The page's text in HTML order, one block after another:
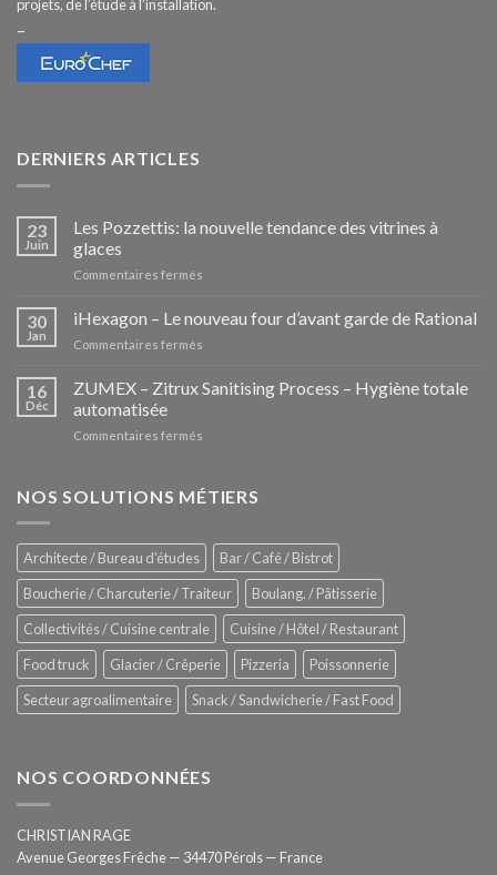
projets, de l’étude à l’installation.
–
DERNIERS ARTICLES
23
Juin
Les Pozzettis: la nouvelle tendance des vitrines à
glaces
Commentaires fermés
Pozzettis:
la
des
30
Jan
iHexagon – Le nouveau four d’avant garde de Rational
Commentaires fermés
–
Le
de
16
Déc
ZUMEX – Zitrux Sanitising Process – Hygiène totale
automatisée
Commentaires fermés
Zitrux
–
Hygiène
totale
automatisée
NOS SOLUTIONS MÉTIERS
Architecte / Bureau d'études
Bar / Café / Bistrot
Boucherie / Charcuterie / Traiteur
Boulang. / Pâtisserie
Collectivités / Cuisine centrale
Cuisine / Hôtel / Restaurant
Food truck
Glacier / Crêperie Pizzeria
Poissonnerie
Secteur agroalimentaire
Snack / Sandwicherie / Fast Food
NOS COORDONNÉES
CHRISTIAN RAGE
Avenue Georges Frêche — 34470 Pérols — France